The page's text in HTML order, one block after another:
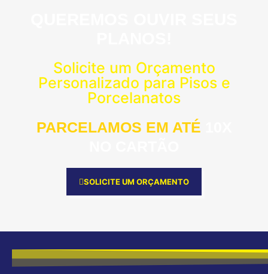
Solicite um Orçamento
Personalizado para Pisos e
Porcelanatos
PARCELAMOS EM ATÉ
SOLICITE UM ORÇAMENTO